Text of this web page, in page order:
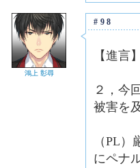
鴻上 彰尋
#98
【進言
２，今
被害を
（PL
にペナ